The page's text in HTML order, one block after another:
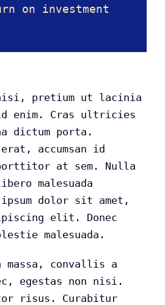
on investment
pretium ut lacinia
enim. Cras ultricies
dictum porta.
accumsan id
at sem. Nulla
malesuada
dolor sit amet,
elit. Donec
malesuada.
massa, convallis a
egestas non nisi.
risus. Curabitur